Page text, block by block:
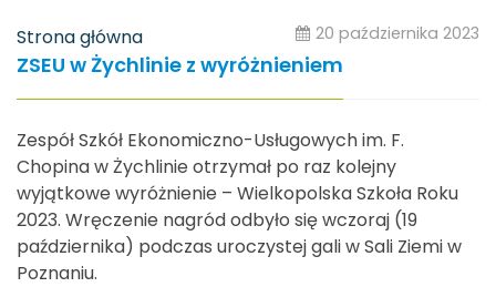
Strona główna 20 października 2023
ZSEU w Żychlinie z wyróżnieniem
Zespół Szkół Ekonomiczno-Usługowych im. F.
Chopina w Żychlinie otrzymał po raz kolejny
wyjątkowe wyróżnienie – Wielkopolska Szkoła Roku
2023. Wręczenie nagród odbyło się wczoraj (19
października) podczas uroczystej gali w Sali Ziemi w
Poznaniu.